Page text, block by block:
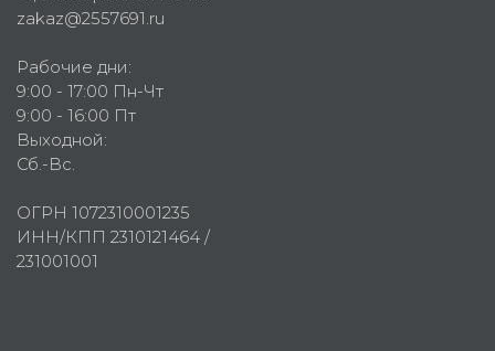
zakaz@2557691.ru
Рабочие дни:
9:00 - 17:00 Пн-Чт
9:00 - 16:00 Пт
Выходной:
Сб.-Вс.
ОГРН 1072310001235
ИНН/КПП 2310121464 /
231001001